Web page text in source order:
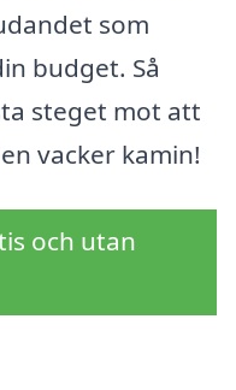
som
budget. Så
steget mot att
vacker kamin!
och utan